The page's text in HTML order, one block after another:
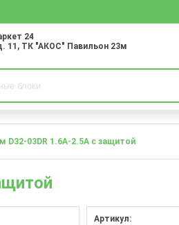
24
11 , ТК "АКОС" Павильон 23м
D32-03DR 1.6A-2.5A с защитой
Артикул: